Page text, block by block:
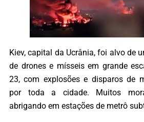
Kiev, capital da Ucrânia, foi alvo de
de drones e mísseis em grande
23, com explosões e disparos de
por toda a cidade. Muitos
abrigando em estações de metrô